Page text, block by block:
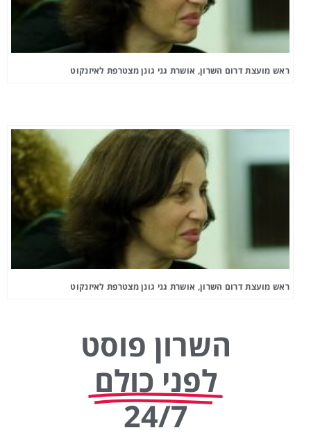
ראש מועצת דרום השרון, אושרת גני גונן מצטרפת לאיזנקוט
ראש מועצת דרום השרון, אושרת גני גונן מצטרפת לאיזנקוט
השרון פוסט
לפני כולם
24/7